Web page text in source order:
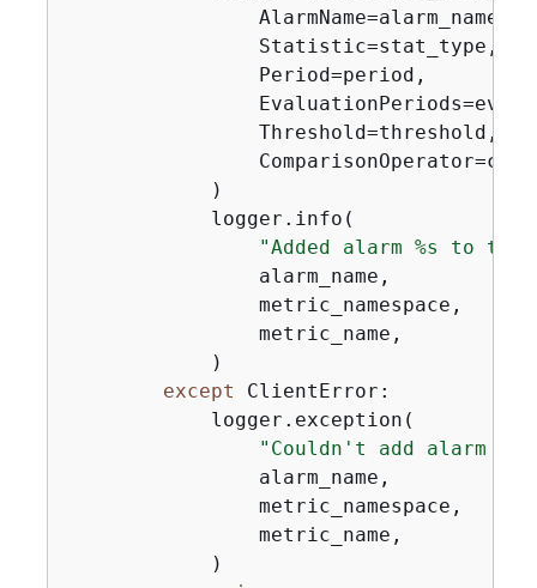
                AlarmName=alarm_name,
                Statistic=stat_type,
                Period=period,
                Threshold=threshold,
            )
            logger.info(
"Added alarm %s to
                alarm_name,
                metric_namespace,
                metric_name,
            )
except ClientError:
            logger.exception(
"Couldn't add alarm %s
                alarm_name,
                metric_namespace,
                metric_name,
            )